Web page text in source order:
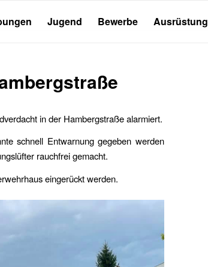
Jugend Bewerbe Ausrüstung
in der Hambergstraße alarmiert.
schnell Entwarnung gegeben werden
rauchfrei gemacht.
eingerückt werden.